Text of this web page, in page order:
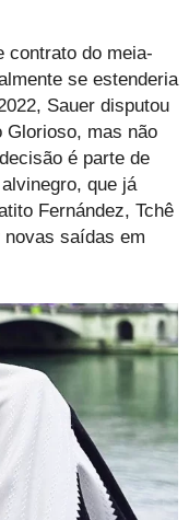
contrato do meia-
se estenderia
Sauer disputou
Glorioso, mas não
é parte de
que já
Fernández, Tchê
saídas em